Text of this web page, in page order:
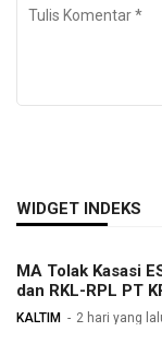
WIDGET INDEKS
MA Tolak Kasasi
dan RKL-RPL PT
KALTIM 2 hari yang